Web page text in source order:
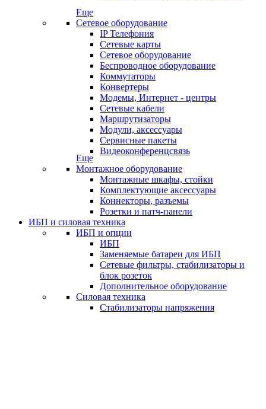
Еще
Сетевое оборудование
IP Телефония
Сетевые карты
Сетевое оборудование
Беспроводное оборудование
Коммутаторы
Конвертеры
Модемы, Интернет - центры
Сетевые кабели
Маршрутизаторы
Модули, аксессуары
Сервисные пакеты
Видеоконференцсвязь
Еще
Монтажное оборудование
Монтажные шкафы, стойки
Комплектующие аксессуары
Коннекторы, разъемы
Розетки и патч-панели
ИБП и силовая техника
ИБП и опции
ИБП
Заменяемые батареи для ИБП
Сетевые фильтры, стабилизаторы и
блок розеток
Дополнительное оборудование
Силовая техника
Стабилизаторы напряжения